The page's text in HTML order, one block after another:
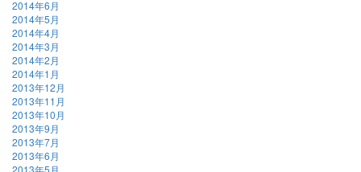
2014年6月
2014年5月
2014年4月
2014年3月
2014年2月
2014年1月
2013年12月
2013年11月
2013年10月
2013年9月
2013年7月
2013年6月
2013年5月